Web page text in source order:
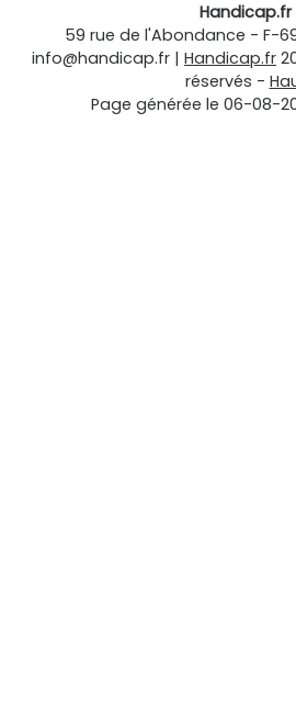
Handicap.fr
59 rue de l'Abondance - F-
info@handicap.fr | Handicap.fr
réservés -
Page générée le 06-08-